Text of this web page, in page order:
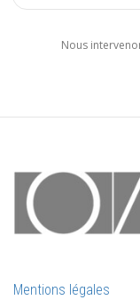
Nous
Mentions légales